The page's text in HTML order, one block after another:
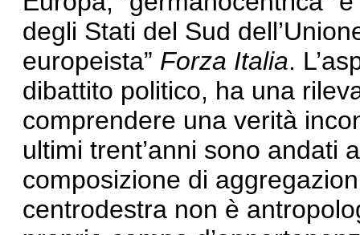
degli Stati del Sud
europeista” Forza Italia.
dibattito politico, ha una
comprendere una verità
ultimi trent’anni sono andati
composizione di
centrodestra non è